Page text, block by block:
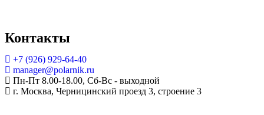
Контакты
+7 (926) 929-64-40
manager@polarnik.ru
Пн-Пт 8.00-18.00, Сб-Вс - выходной
г. Москва, Черницинский проезд 3, строение 3